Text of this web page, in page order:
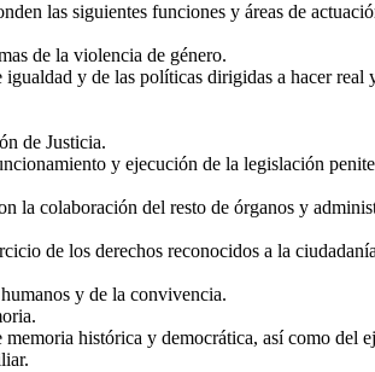
las siguientes funciones y áreas de
de la violencia de género.
y de las políticas dirigidas a hacer
de Justicia.
y ejecución de la legislación
la colaboración del resto de órganos y
de los derechos reconocidos a la
y de la convivencia.
histórica y democrática, así como del